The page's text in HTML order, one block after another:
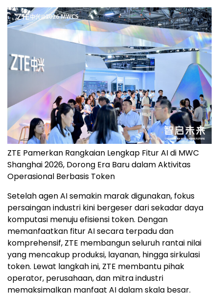
ZTE Pamerkan Rangkaian Lengkap Fitur AI di MWC
Shanghai 2026, Dorong Era Baru dalam Aktivitas
Operasional Berbasis Token
Setelah agen AI semakin marak digunakan, fokus
persaingan industri kini bergeser dari sekadar daya
komputasi menuju efisiensi token. Dengan
memanfaatkan fitur AI secara terpadu dan
komprehensif, ZTE membangun seluruh rantai nilai
yang mencakup produksi, layanan, hingga sirkulasi
token. Lewat langkah ini, ZTE membantu pihak
operator, perusahaan, dan mitra industri
memaksimalkan manfaat AI dalam skala besar.